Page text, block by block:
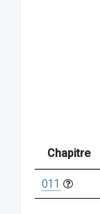
Chapitre
011